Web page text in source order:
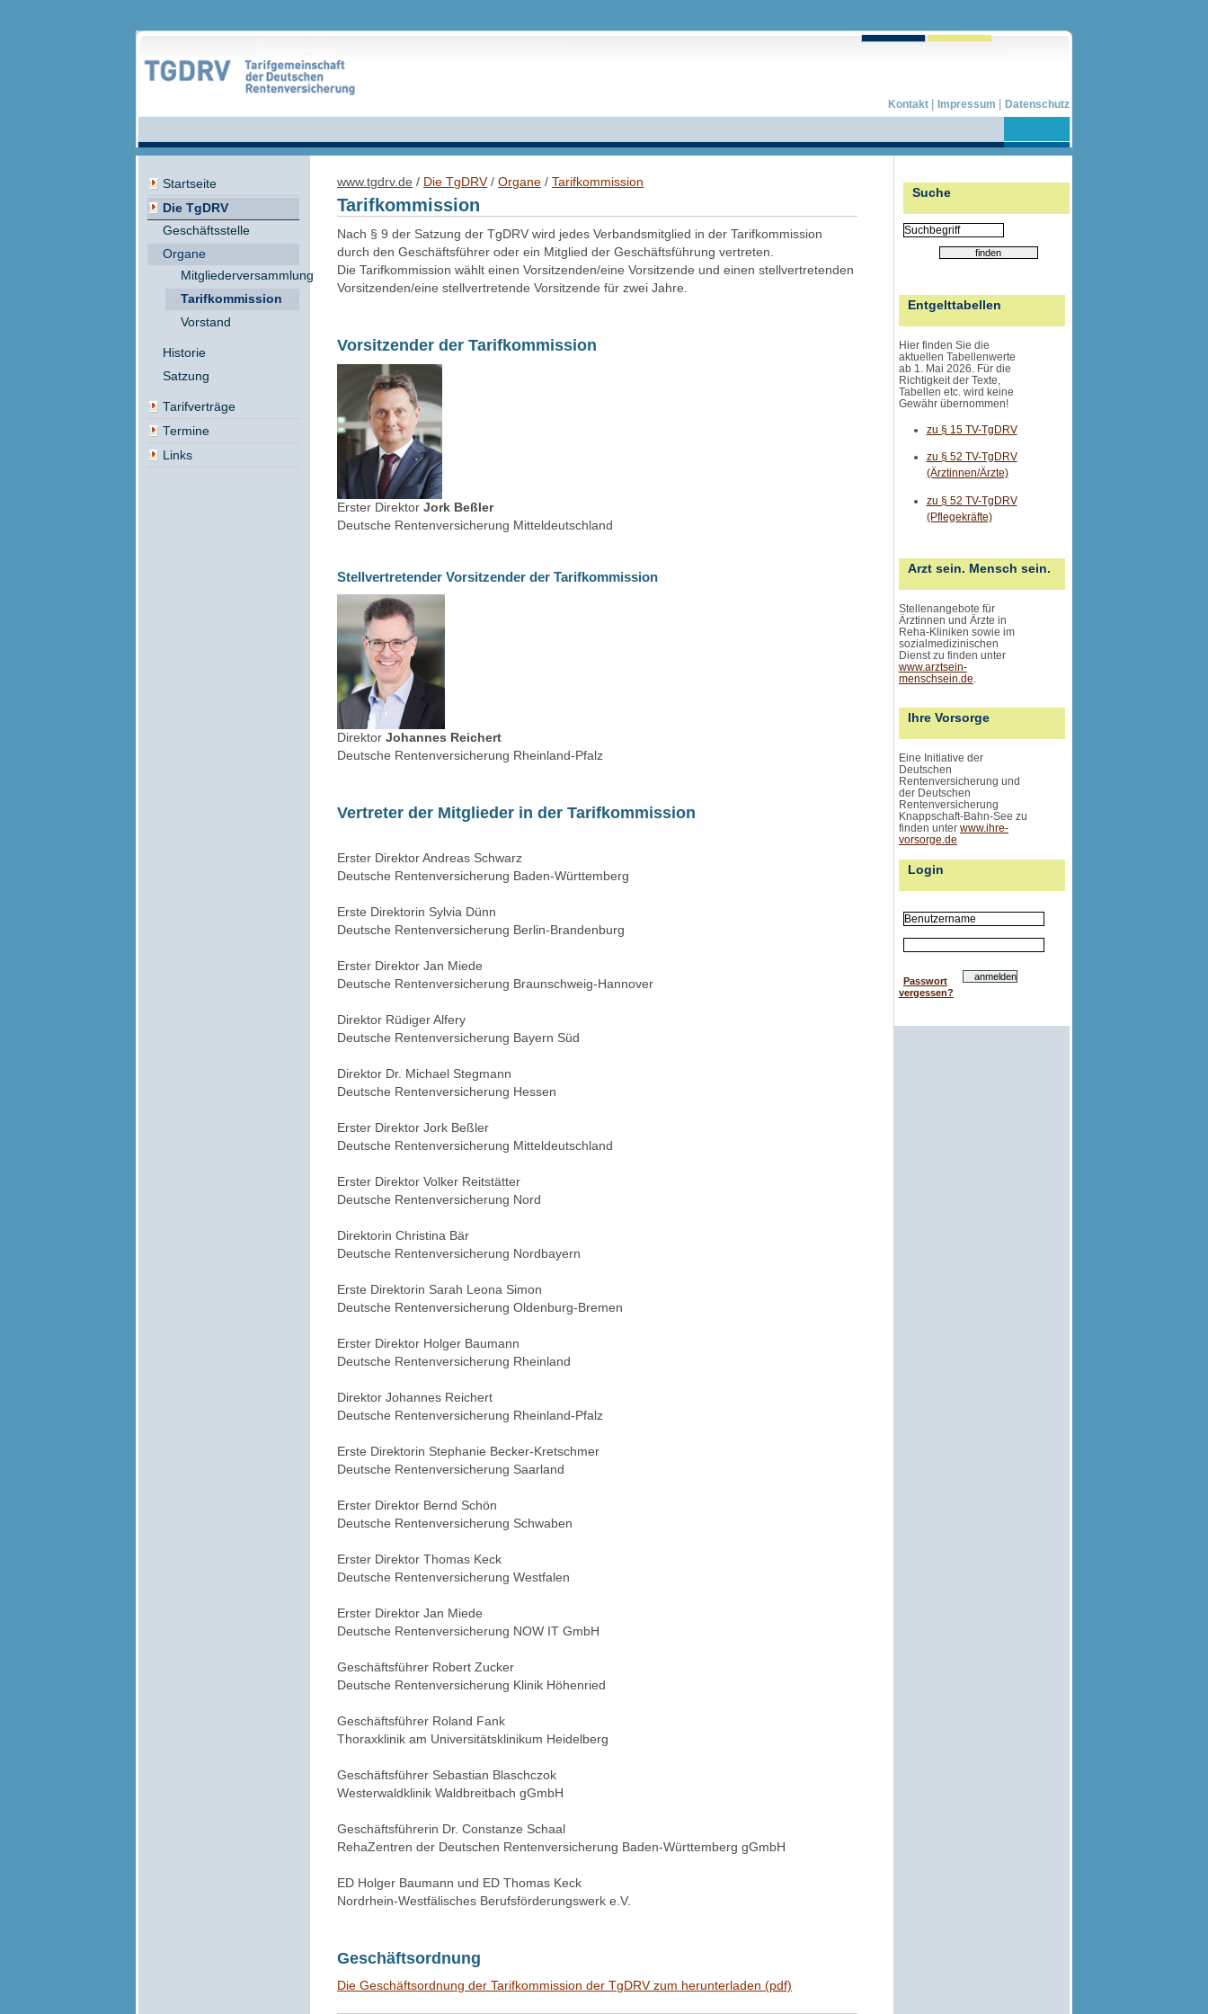
Kontakt | Impressum | Datenschutz
Startseite
Die TgDRV
Geschäftsstelle
Organe
Mitgliederversammlung
Tarifkommission
Vorstand
Historie
Satzung
Tarifverträge
Termine
Links
Suche
Entgelttabellen
Hier finden Sie die
aktuellen Tabellenwerte
ab 1. Mai 2026. Für die
Richtigkeit der Texte,
Tabellen etc. wird keine
Gewähr übernommen!
zu § 15 TV-TgDRV
zu § 52 TV-TgDRV
(Ärztinnen/Ärzte)
zu § 52 TV-TgDRV
(Pflegekräfte)
Arzt sein. Mensch sein.
Stellenangebote für
Ärztinnen und Ärzte in
Reha-Kliniken sowie im
sozialmedizinischen
Dienst zu finden unter
www.arztsein-
menschsein.de.
Ihre Vorsorge
Eine Initiative der
Deutschen
Rentenversicherung und
der Deutschen
Rentenversicherung
Knappschaft-Bahn-See zu
finden unter www.ihre-
vorsorge.de
Login
Passwort
vergessen?
www.tgdrv.de / Die TgDRV /Organe /Tarifkommission
Tarifkommission
Nach § 9 der Satzung der TgDRV wird jedes Verbandsmitglied in der Tarifkommission
durch den Geschäftsführer oder ein Mitglied der Geschäftsführung vertreten.
Die Tarifkommission wählt einen Vorsitzenden/eine Vorsitzende und einen stellvertretenden
Vorsitzenden/eine stellvertretende Vorsitzende für zwei Jahre.
Vorsitzender der Tarifkommission
Erster DirektorJork Beßler
Deutsche Rentenversicherung Mitteldeutschland
Stellvertretender Vorsitzender der Tarifkommission
DirektorJohannes Reichert
Deutsche Rentenversicherung Rheinland-Pfalz
Vertreter der Mitglieder in der Tarifkommission
Erster Direktor Andreas Schwarz
Deutsche Rentenversicherung Baden-Württemberg
Erste Direktorin Sylvia Dünn
Deutsche Rentenversicherung Berlin-Brandenburg
Erster Direktor Jan Miede
Deutsche Rentenversicherung Braunschweig-Hannover
Direktor Rüdiger Alfery
Deutsche Rentenversicherung Bayern Süd
Direktor Dr. Michael Stegmann
Deutsche Rentenversicherung Hessen
Erster Direktor Jork Beßler
Deutsche Rentenversicherung Mitteldeutschland
Erster Direktor Volker Reitstätter
Deutsche Rentenversicherung Nord
Direktorin Christina Bär
Deutsche Rentenversicherung Nordbayern
Erste Direktorin Sarah Leona Simon
Deutsche Rentenversicherung Oldenburg-Bremen
Erster Direktor Holger Baumann
Deutsche Rentenversicherung Rheinland
Direktor Johannes Reichert
Deutsche Rentenversicherung Rheinland-Pfalz
Erste Direktorin Stephanie Becker-Kretschmer
Deutsche Rentenversicherung Saarland
Erster Direktor Bernd Schön
Deutsche Rentenversicherung Schwaben
Erster Direktor Thomas Keck
Deutsche Rentenversicherung Westfalen
Erster Direktor Jan Miede
Deutsche Rentenversicherung NOW IT GmbH
Geschäftsführer Robert Zucker
Deutsche Rentenversicherung Klinik Höhenried
Geschäftsführer Roland Fank
Thoraxklinik am Universitätsklinikum Heidelberg
Geschäftsführer Sebastian Blaschczok
Westerwaldklinik Waldbreitbach gGmbH
Geschäftsführerin Dr. Constanze Schaal
RehaZentren der Deutschen Rentenversicherung Baden-Württemberg gGmbH
ED Holger Baumann und ED Thomas Keck
Nordrhein-Westfälisches Berufsförderungswerk e.V.
Geschäftsordnung
Die Geschäftsordnung der Tarifkommission der TgDRV zum herunterladen(pdf)